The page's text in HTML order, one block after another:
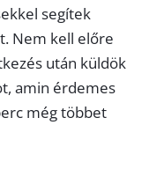
segítek
Nem kell előre
után küldök
amin érdemes
még többet